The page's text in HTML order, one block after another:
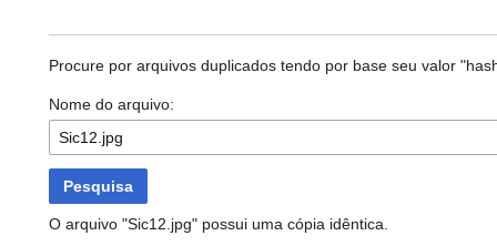
Procure por arquivos duplicados tendo por base seu valor
Nome do arquivo:
Pesquisa
O arquivo "Sic12.jpg" possui uma cópia idêntica.